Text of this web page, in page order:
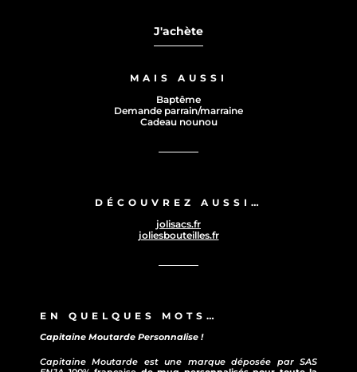
J'achète
MAIS AUSSI
Baptême
Demande parrain/marraine
Cadeau nounou
DÉCOUVREZ AUSSI…
jolisacs.fr
joliesbouteilles.fr
EN QUELQUES MOTS…
Capitaine Moutarde Personnalise !
Capitaine Moutarde est une marque déposée par SAS